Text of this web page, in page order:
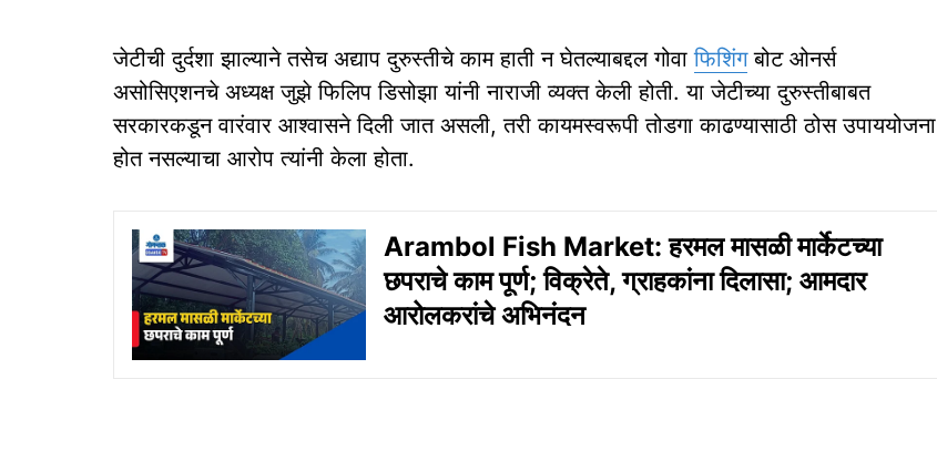
जेटीची दुर्दशा झाल्याने तसेच अद्याप दुरुस्तीचे काम हाती न घेतल्याबद्दल गोवाफिशिंगबोट ओनर्स
असोसिएशनचे अध्यक्ष जुझे फिलिप डिसोझा यांनी नाराजी व्यक्त केली होती. या जेटीच्या दुरुस्तीबाबत
सरकारकडून वारंवार आश्वासने दिली जात असली, तरी कायमस्वरूपी तोडगा काढण्यासाठी ठोस उपाययोजना
होत नसल्याचा आरोप त्यांनी केला होता.
Arambol Fish Market: हरमल मासळी मार्केटच्या
छपराचे काम पूर्ण; विक्रेते, ग्राहकांना दिलासा; आमदार
आरोलकरांचे अभिनंदन